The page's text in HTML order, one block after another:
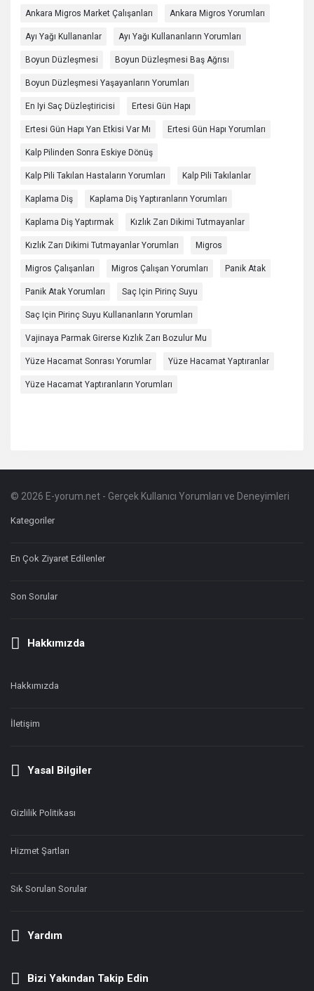
Ankara Migros Market Çalışanları Ankara Migros Yorumları
Ayı Yağı Kullananlar Ayı Yağı Kullananların Yorumları
Boyun Düzleşmesi Boyun Düzleşmesi Baş Ağrısı
Boyun Düzleşmesi Yaşayanların Yorumları
En Iyi Saç Düzleştiricisi Ertesi Gün Hapı
Ertesi Gün Hapı Yan Etkisi Var Mı Ertesi Gün Hapı Yorumları
Kalp Pilinden Sonra Eskiye Dönüş
Kalp Pili Takılan Hastaların Yorumları Kalp Pili Takılanlar
Kaplama Diş Kaplama Diş Yaptıranların Yorumları
Kaplama Diş Yaptırmak Kızlık Zarı Dikimi Tutmayanlar
Kızlık Zarı Dikimi Tutmayanlar Yorumları Migros
Migros Çalışanları Migros Çalışan Yorumları Panik Atak
Panik Atak Yorumları Saç Için Pirinç Suyu
Saç Için Pirinç Suyu Kullananların Yorumları
Vajinaya Parmak Girerse Kızlık Zarı Bozulur Mu
Yüze Hacamat Sonrası Yorumlar Yüze Hacamat Yaptıranlar
Yüze Hacamat Yaptıranların Yorumları
Footer
Hakkında
© 2026 E-yorum.net - Gerçek Kullanıcı Yorumları ve Deneyimleri
Kategoriler
En Çok Ziyaret Edilenler
Son Sorular
Hakkımızda
Hakkımızda
İletişim
Yasal Bilgiler
Gizlilik Politikası
Hizmet Şartları
Sık Sorulan Sorular
Yardım
Bizi Yakından Takip Edin